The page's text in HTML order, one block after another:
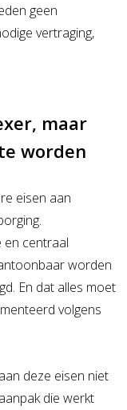
geen
vertraging,
maar
worden
eisen aan
centraal
worden
En dat alles moet
volgens
deze eisen niet
die werkt